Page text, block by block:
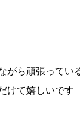
がら頑張ってい
けて嬉しいです